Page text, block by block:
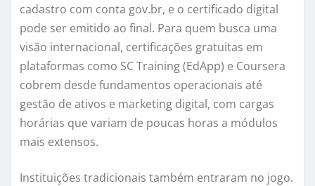
cadastro com conta gov.br, e o certificado digital
pode ser emitido ao final. Para quem busca uma
visão internacional, certificações gratuitas em
plataformas como SC Training (EdApp) e Coursera
cobrem desde fundamentos operacionais até
gestão de ativos e marketing digital, com cargas
horárias que variam de poucas horas a módulos
mais extensos.
Instituições tradicionais também entraram no jogo.